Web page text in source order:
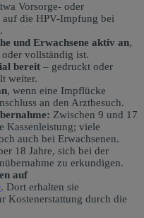
Vorsorge- oder
die HPV-Impfung bei
und Erwachsene aktiv an,
vollständig ist.
bereit– gedruckt oder
weiter.
, wenn eine Impflücke
an den Arztbesuch.
Zwischen 9 und 17
Kassenleistung; viele
auch bei Erwachsenen.
18 Jahre, sich bei der
zu erkundigen.
auf
. Dort erhalten sie
Kostenerstattung durch die